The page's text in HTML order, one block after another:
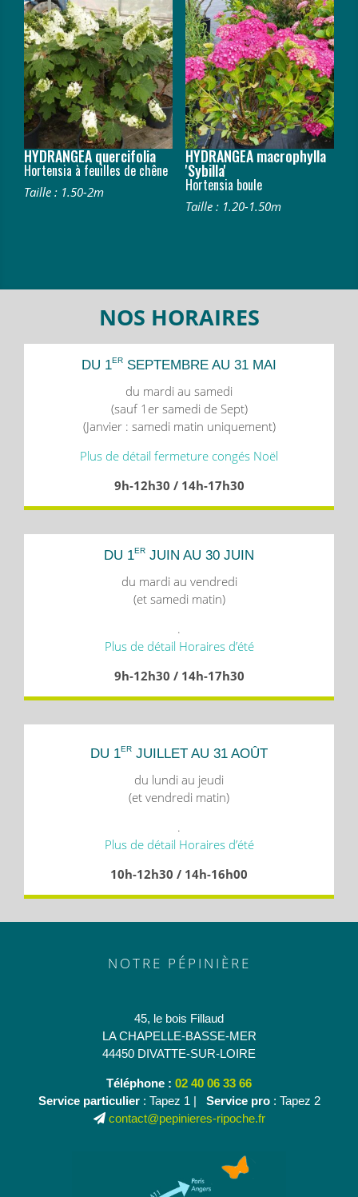
HYDRANGEA quercifolia
Hortensia à feuilles de chêne
Taille : 1.50-2m
HYDRANGEA macrophylla
'Sybilla'
Hortensia boule
Taille : 1.20-1.50m
NOS HORAIRES
DU 1ER SEPTEMBRE AU 31 MAI
du mardi au samedi
(sauf 1er samedi de Sept)
(Janvier : samedi matin uniquement)
Plus de détail fermeture congés Noël
9h-12h30 / 14h-17h30
DU 1ER JUIN AU 30 JUIN
du mardi au vendredi
(et samedi matin)
.
Plus de détail Horaires d’été
9h-12h30 / 14h-17h30
DU 1ER JUILLET AU 31 AOÛT
du lundi au jeudi
(et vendredi matin)
.
Plus de détail Horaires d’été
10h-12h30 / 14h-16h00
NOTRE PÉPINIÈRE
45, le bois Fillaud
LA CHAPELLE-BASSE-MER
44450 DIVATTE-SUR-LOIRE
Téléphone : 02 40 06 33 66
Service particulier: Tapez 1 | Service pro: Tapez 2
contact@pepinieres-ripoche.fr